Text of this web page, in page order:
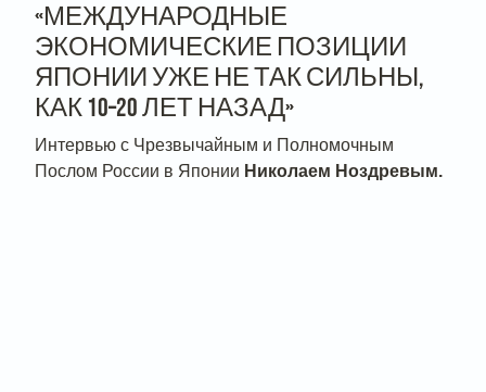
«МЕЖДУНАРОДНЫЕ
ЭКОНОМИЧЕСКИЕ ПОЗИЦИИ
ЯПОНИИ УЖЕ НЕ ТАК СИЛЬНЫ,
КАК 10–20 ЛЕТ НАЗАД»
Интервью с Чрезвычайным и Полномочным
Послом России в Японии Николаем Ноздревым.